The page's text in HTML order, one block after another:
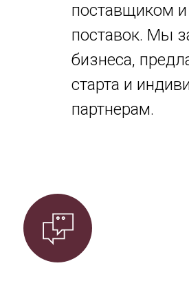
поставщиком и
поставок. Мы
бизнеса,
старта и
партнерам.